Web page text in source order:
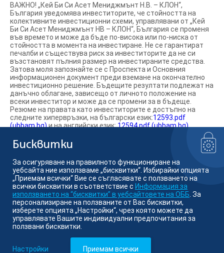
Бисквитки
За осигуряване на правилното функциониране на
уебсайта ние използваме „бисквитки“. Избирайки опцията
„Приемам всички“ Вие се съгласявате с ползването на
всички бисквитки в съответствие с Информация за
използването на “бисквитки” в уебсайтовете на ОББ . За
персонализиране на ползваните от Вас бисквитки,
изберете опцията „Настройки“, чрез която можете да
управлявате Вашите индивидуални предпочитания за
ползвани бисквитки.
Настройки Приемам всички
ВАЖНО! „Кей Би Си Асет Мениджмънт Н.В. – КЛОН“,
България уведомява инвеститорите, че стойността на
колективните инвестиционни схеми, управлявани от „Кей
Би Си Асет Мениджмънт НВ – КЛОН“, България се променя
във времето и може да бъде по-висока или по-ниска от
стойността в момента на инвестиране. Не се гарантират
печалби и съществува риск за инвеститорите да не си
възстановят пълния размер на инвестираните средства.
Затова моля запознайте се с Проспекта и Основния
информационен документ преди вземане на окончателно
инвестиционно решение. Бъдещите резултати подлежат на
данъчно облагане, зависещо от личното положение на
всеки инвеститор и може да се промени за в бъдеще.
Резюме на правата като инвеститорите е достъпно на
следните хипервръзки, на български език:12593.pdf
(ubbam.bg)и на английски език:12594.pdf (ubbam.bg).
Белгия може да вземе решение да прекрати предлагането
на фондовете на територията на Република България.
Намерете ни в социалните мрежи:
© Кей Би Си Асет Мениджмънт